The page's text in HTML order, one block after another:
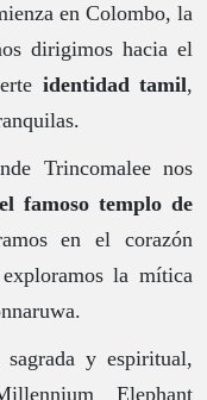
en Colombo, la
dirigimos hacia el
identidad tamil,
Trincomalee nos
el famoso templo de
en el corazón
la mítica
y espiritual,
Elephant